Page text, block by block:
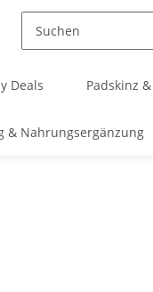
Deals Padskinz
& Nahrungsergänzung